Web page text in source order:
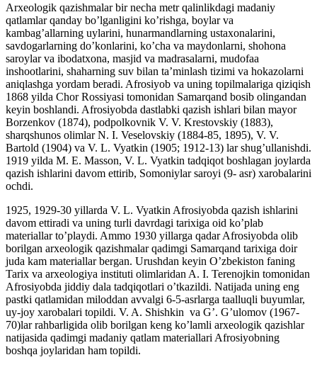
Arxeologik qazishmalar bir necha metr qalinlikdagi madaniy
qatlamlar qanday bo’lganligini ko’rishga, boylar va
kambag’allarning uylarini, hunarmandlarning ustaxonalarini,
savdogarlarning do’konlarini, ko’cha va maydonlarni, shohona
saroylar va ibodatxona, masjid va madrasalarni, mudofaa
inshootlarini, shaharning suv bilan ta’minlash tizimi va hokazolarni
aniqlashga yordam beradi. Afrosiyob va uning topilmalariga qiziqish
1868 yilda Chor Rossiyasi tomonidan Samarqand bosib olingandan
keyin boshlandi. Afrosiyobda dastlabki qazish ishlari bilan mayor
Borzenkov (1874), podpolkovnik V. V. Krestovskiy (1883),
sharqshunos olimlar N. I. Veselovskiy (1884-85, 1895), V. V.
Bartold (1904) va V. L. Vyatkin (1905; 1912-13) lar shug’ullanishdi.
1919 yilda M. E. Masson, V. L. Vyatkin tadqiqot boshlagan joylarda
qazish ishlarini davom ettirib, Somoniylar saroyi (9- asr) xarobalarini
ochdi.
1925, 1929-30 yillarda V. L. Vyatkin Afrosiyobda qazish ishlarini
davom ettiradi va uning turli davrdagi tarixiga oid ko’plab
materiallar to’playdi. Ammo 1930 yillarga qadar Afrosiyobda olib
borilgan arxeologik qazishmalar qadimgi Samarqand tarixiga doir
juda kam materiallar bergan. Urushdan keyin O’zbekiston faning
Tarix va arxeologiya instituti olimlaridan A. I. Terenojkin tomonidan
Afrosiyobda jiddiy dala tadqiqotlari o’tkazildi. Natijada uning eng
pastki qatlamidan miloddan avvalgi 6-5-asrlarga taalluqli buyumlar,
uy-joy xarobalari topildi. V. A. Shishkin va G’. G’ulomov (1967-
70)lar rahbarligida olib borilgan keng ko’lamli arxeologik qazishlar
natijasida qadimgi madaniy qatlam materiallari Afrosiyobning
boshqa joylaridan ham topildi.